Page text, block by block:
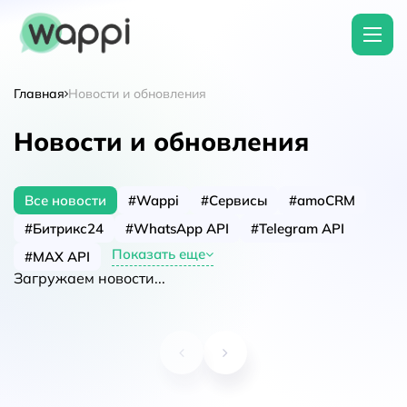
Главная Новости и обновления
Новости и обновления
Все новости #Wappi #Сервисы
#amoCRM
#Битрикс24
#WhatsApp API
#Telegram API
#MAX API
Показать еще
Загружаем новости...